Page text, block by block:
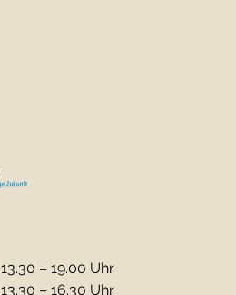
13.30 – 19.00 Uhr
13.30 – 16.30 Uhr